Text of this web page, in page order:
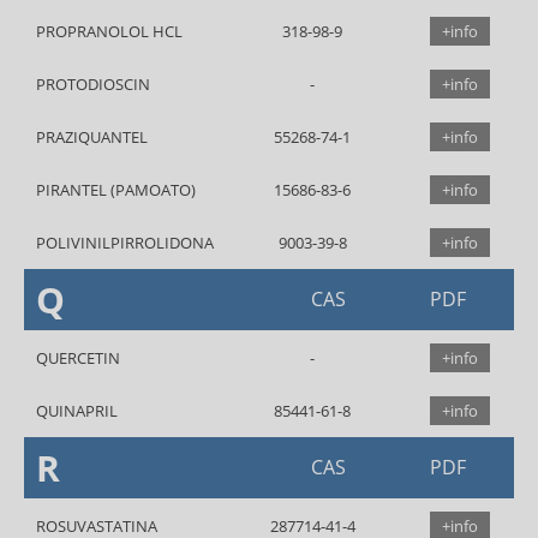
PROPRANOLOL HCL 318-98-9 +info
PROTODIOSCIN +info
PRAZIQUANTEL 55268-74-1 +info
PIRANTEL (PAMOATO) 15686-83-6 +info
POLIVINILPIRROLIDONA 9003-39-8 +info
Q CAS PDF
QUERCETIN +info
QUINAPRIL 85441-61-8 +info
R CAS PDF
ROSUVASTATINA 287714-41-4 +info